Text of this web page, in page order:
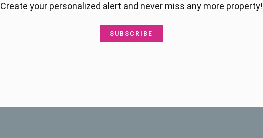
Create your personalized alert and never miss any more property!
SUBSCRIBE